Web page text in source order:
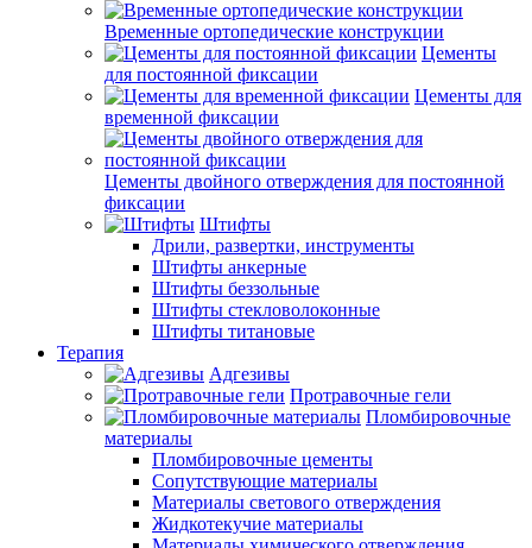
Временные ортопедические конструкции
Цементы
для постоянной фиксации
Цементы для
временной фиксации
Цементы двойного отверждения для постоянной
фиксации
Штифты
Дрили, развертки, инструменты
Штифты анкерные
Штифты беззольные
Штифты стекловолоконные
Штифты титановые
Терапия
Адгезивы
Протравочные гели
Пломбировочные
материалы
Пломбировочные цементы
Сопутствующие материалы
Материалы светового отверждения
Жидкотекучие материалы